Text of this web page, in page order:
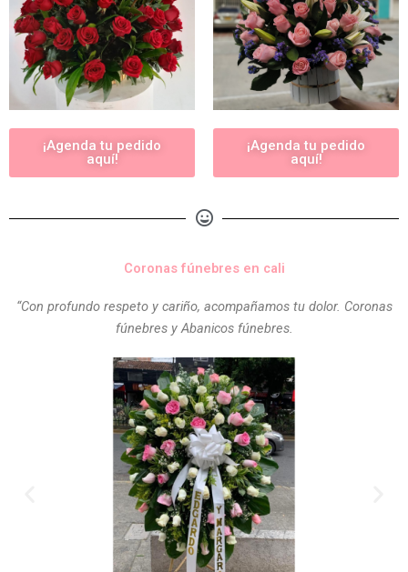
¡Agenda tu pedido
aquí!
¡Agenda tu pedido
aquí!
Coronas fúnebres en cali
“Con profundo respeto y cariño, acompañamos tu dolor. Coronas
fúnebres y Abanicos fúnebres.